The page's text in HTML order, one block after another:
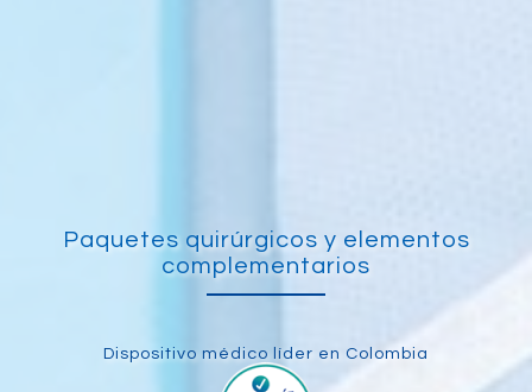
Paquetes quirúrgicos y elementos
complementarios
Dispositivo médico líder en Colombia